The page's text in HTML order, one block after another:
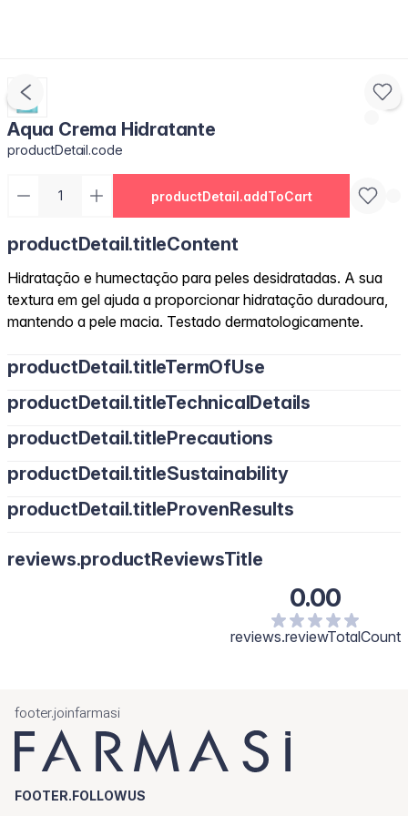
Aqua Crema Hidratante
productDetail.code
productDetail.addToCart
productDetail.titleContent
Hidratação e humectação para peles desidratadas. A sua
textura em gel ajuda a proporcionar hidratação duradoura,
mantendo a pele macia. Testado dermatologicamente.
productDetail.titleTermOfUse
productDetail.titleTechnicalDetails
productDetail.titlePrecautions
productDetail.titleSustainability
productDetail.titleProvenResults
reviews.productReviewsTitle
0.00
reviews.reviewTotalCount
footer.joinfarmasi
FOOTER.FOLLOWUS